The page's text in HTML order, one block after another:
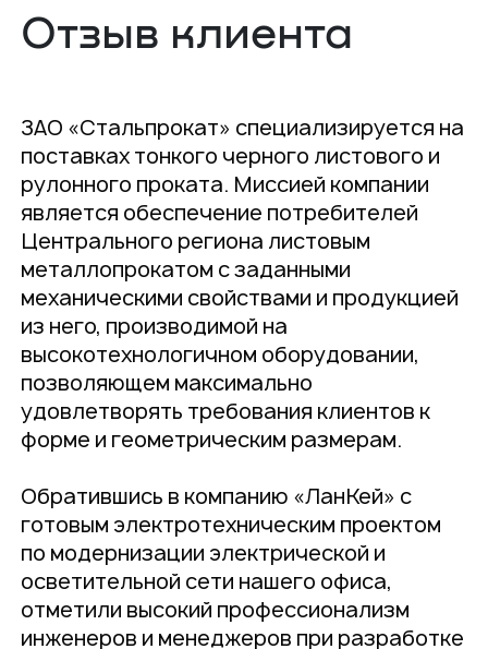
Отзыв клиента
ЗАО «Стальпрокат» специализируется на
поставках тонкого черного листового и
рулонного проката. Миссией компании
является обеспечение потребителей
Центрального региона листовым
металлопрокатом с заданными
механическими свойствами и продукцией
из него, производимой на
высокотехнологичном оборудовании,
позволяющем максимально
удовлетворять требования клиентов к
форме и геометрическим размерам.
Обратившись в компанию «ЛанКей» с
готовым электротехническим проектом
по модернизации электрической и
осветительной сети нашего офиса,
отметили высокий профессионализм
инженеров и менеджеров при разработке